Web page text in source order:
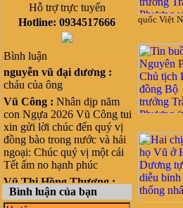
Hỗ trợ trực tuyến
Hotline: 0934517666
Bình luận
nguyễn vũ đại dương :
cháu của ông
Vũ Công : Nhân dịp năm
con Ngựa 2026 Vũ Công tui
xin gửi lời chúc đến quý vị
đồng bào trong nước và hải
ngoại: Chúc quý vị một cái
Tết ấm no hạnh phúc
Vũ Thị Hồng Thương :
Xin chào, cháu là Vũ Thị
Bình luận của bạn
quốc Việt